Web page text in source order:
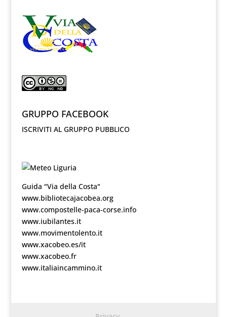
GRUPPO FACEBOOK
ISCRIVITI AL GRUPPO PUBBLICO
Guida "Via della Costa"
www.bibliotecajacobea.org
www.compostelle-paca-corse.info
www.iubilantes.it
www.movimentolento.it
www.xacobeo.es/it
www.xacobeo.fr
www.italiaincammino.it